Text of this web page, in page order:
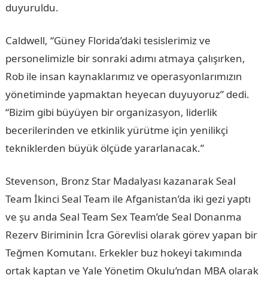
duyuruldu.
Caldwell, “Güney Florida’daki tesislerimiz ve
personelimizle bir sonraki adımı atmaya çalışırken,
Rob ile insan kaynaklarımız ve operasyonlarımızın
yönetiminde yapmaktan heyecan duyuyoruz” dedi.
“Bizim gibi büyüyen bir organizasyon, liderlik
becerilerinden ve etkinlik yürütme için yenilikçi
tekniklerden büyük ölçüde yararlanacak.”
Stevenson, Bronz Star Madalyası kazanarak Seal
Team İkinci Seal Team ile Afganistan’da iki gezi yaptı
ve şu anda Seal Team Sex Team’de Seal Donanma
Rezerv Biriminin İcra Görevlisi olarak görev yapan bir
Teğmen Komutanı. Erkekler buz hokeyi takımında
ortak kaptan ve Yale Yönetim Okulu’ndan MBA olarak